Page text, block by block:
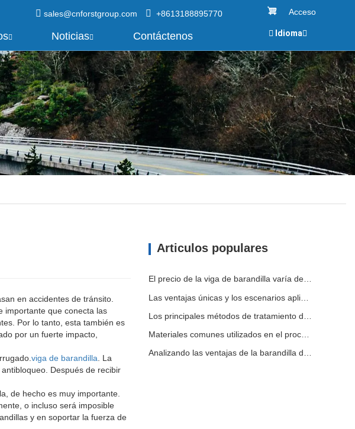
Acceso
sales@cnforstgroup.com +8613188895770
Noticias Contáctenos Idioma
en accidentes de tránsito.
importante que conecta las
Por lo tanto, esta también es
por un fuerte impacto,
viga de barandilla . La
Después de recibir
de hecho es muy importante.
o incluso será imposible
y en soportar la fuerza de
Articulos populares
El precio de la viga de barandilla varía debido a varios factores.
Las ventajas únicas y los escenarios aplicables de la barandilla de la carretera.
Materiales comunes utilizados en el procesamiento de barandillas de carreteras.
Analizando las ventajas de la barandilla de carretera